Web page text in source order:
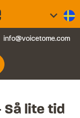
keyboard_arrow_down
info@voicetome.com
Så lite tid